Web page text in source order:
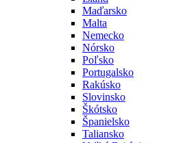
Maďarsko
Malta
Nemecko
Nórsko
Poľsko
Portugalsko
Rakúsko
Slovinsko
Škótsko
Španielsko
Taliansko